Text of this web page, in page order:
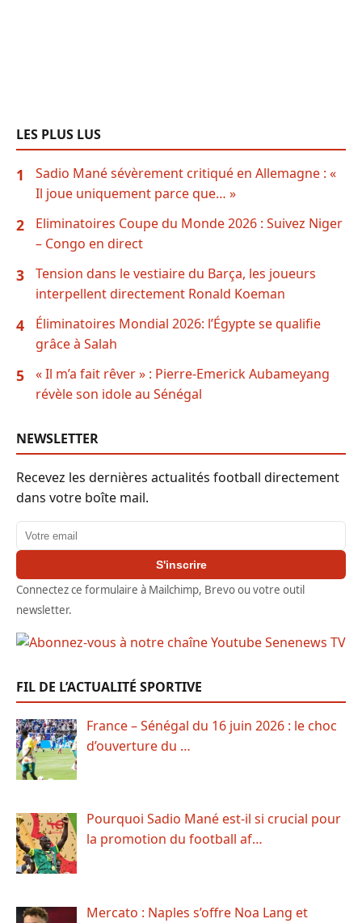
LES PLUS LUS
1
Sadio Mané sévèrement critiqué en Allemagne : «
Il joue uniquement parce que… »
2
Eliminatoires Coupe du Monde 2026 : Suivez Niger
– Congo en direct
3
Tension dans le vestiaire du Barça, les joueurs
interpellent directement Ronald Koeman
4
Éliminatoires Mondial 2026: l’Égypte se qualifie
grâce à Salah
5
« Il m’a fait rêver » : Pierre-Emerick Aubameyang
révèle son idole au Sénégal
NEWSLETTER
Recevez les dernières actualités football directement
dans votre boîte mail.
Adresse email
S'inscrire
Connectez ce formulaire à Mailchimp, Brevo ou votre outil
newsletter.
FIL DE L’ACTUALITÉ SPORTIVE
France – Sénégal du 16 juin 2026 : le choc
d’ouverture du …
Pourquoi Sadio Mané est-il si crucial pour
la promotion du football af…
Mercato : Naples s’offre Noa Lang et